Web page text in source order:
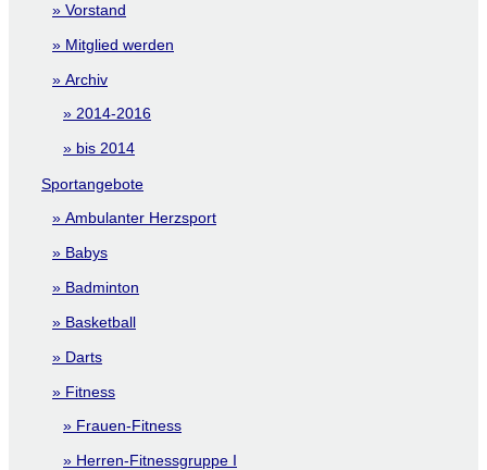
Vorstand
Mitglied werden
Archiv
2014-2016
bis 2014
Sportangebote
Ambulanter Herzsport
Babys
Badminton
Basketball
Darts
Fitness
Frauen-Fitness
Herren-Fitnessgruppe I